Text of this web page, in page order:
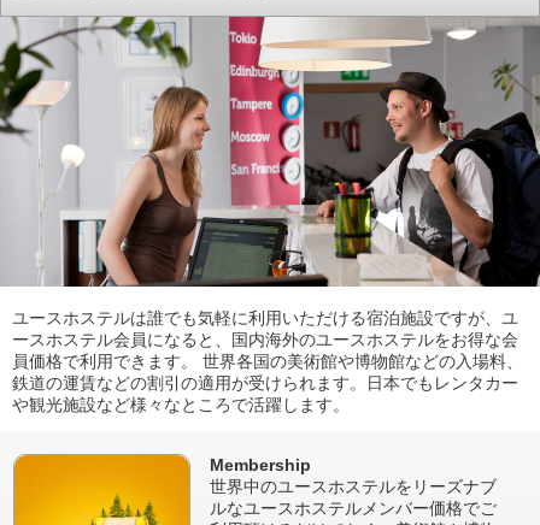
ユースホステルは誰でも気軽に利用いただける宿泊施設ですが、ユ
ースホステル会員になると、国内海外のユースホステルをお得な会
員価格で利用できます。 世界各国の美術館や博物館などの入場料、
鉄道の運賃などの割引の適用が受けられます。日本でもレンタカー
や観光施設など様々なところで活躍します。
Membership
世界中のユースホステルをリーズナブ
ルなユースホステルメンバー価格でご